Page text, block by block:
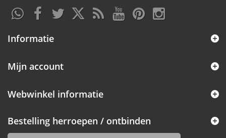
Informatie
Mijn account
Webwinkel informatie
Bestelling herroepen / ontbinden